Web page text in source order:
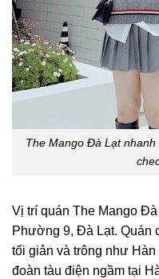
The Mango Đà Lạt
Vị trí quán The Mango
Phường 9, Đà Lạt. Quán
tối giản và trông như
đoàn tàu điện ngầm tại